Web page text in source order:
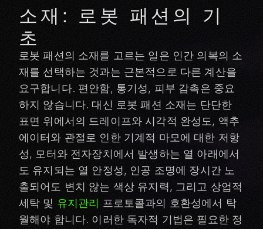
소재: 로봇 패션의 기
초
로봇 패션의 소재를 고르는 일은 인간 의복의 소
재를 선택하는 것과는 근본적으로 다른 계산을
요구합니다. 편안함, 통기성, 피부 감촉은 중요
하지 않습니다. 대신 로봇 패션 소재는 단단한
표면 위에서의 드레이프와 시각적 완성도, 액추
에이터와 관절로 인한 기계적 마모에 대한 저항
성, 모터와 전자장치에서 발생하는 열 아래에서
도 유지되는 열 안정성, 인공 조명에 장시간 노
출되어도 변치 않는 색상 유지력, 그리고 상업적
세탁 및 유지관리 프로토콜과의 호환성에서 탁
월해야 합니다. 이러한 독자적 기법은 필요한 정